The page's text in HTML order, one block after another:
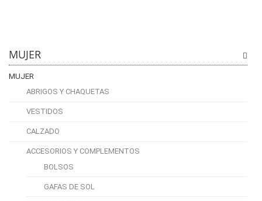
MUJER
MUJER
ABRIGOS Y CHAQUETAS
VESTIDOS
CALZADO
ACCESORIOS Y COMPLEMENTOS
BOLSOS
GAFAS DE SOL